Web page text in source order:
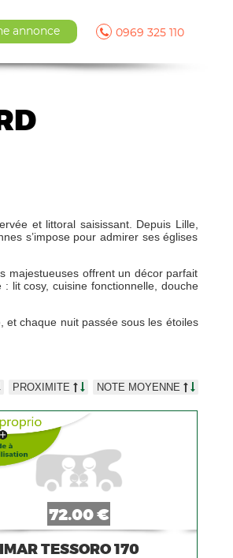
annonce 0969 325 110
et littoral saisissant. Depuis Lille,
s’impose pour admirer ses églises
majestueuses offrent un décor parfait
lit cosy, cuisine fonctionnelle, douche
et chaque nuit passée sous les étoiles
PROXIMITE NOTE MOYENNE
72.00 €
TESSORO 170